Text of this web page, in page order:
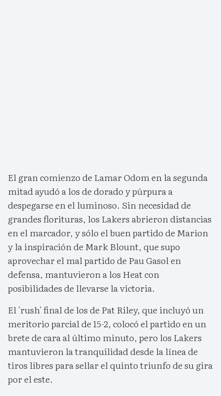
El gran comienzo de Lamar Odom en la segunda
mitad ayudó a los de dorado y púrpura a
despegarse en el luminoso. Sin necesidad de
grandes florituras, los Lakers abrieron distancias
en el marcador, y sólo el buen partido de Marion
y la inspiración de Mark Blount, que supo
aprovechar el mal partido de Pau Gasol en
defensa, mantuvieron a los Heat con
posibilidades de llevarse la victoria.
El 'rush' final de los de Pat Riley, que incluyó un
meritorio parcial de 15-2, colocó el partido en un
brete de cara al último minuto, pero los Lakers
mantuvieron la tranquilidad desde la línea de
tiros libres para sellar el quinto triunfo de su gira
por el este.